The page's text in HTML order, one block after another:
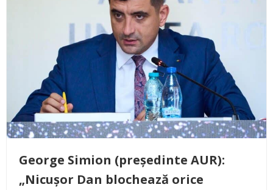
George Simion (președinte AUR):
„Nicușor Dan blochează orice